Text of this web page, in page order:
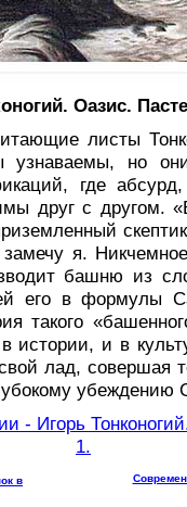
Оазис.
листы
но
где
друг с другом.
я.
башню из
его в формулы
такого
истории, и в
лад, совершая
- Игорь
1.
в